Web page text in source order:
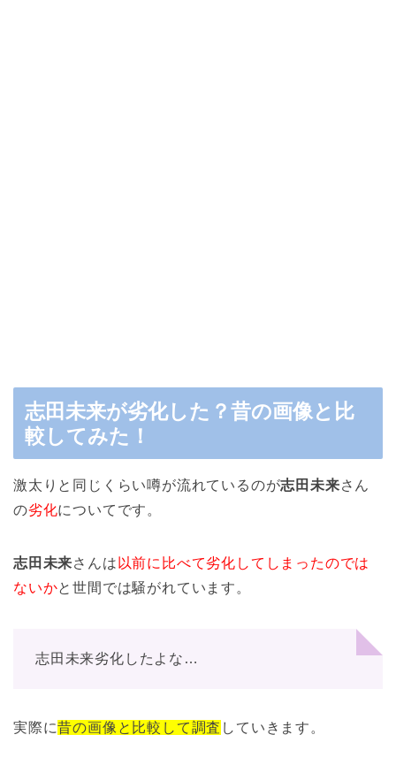
志田未来が劣化した？昔の画像と比
較してみた！
激太りと同じくらい噂が流れているのが志田未来さん
の劣化についてです。
志田未来さんは 以前に比べて劣化してしまったのでは
ないかと世間では騒がれています。
志田未来劣化したよな…
実際に昔の画像と比較して調査 していきます。